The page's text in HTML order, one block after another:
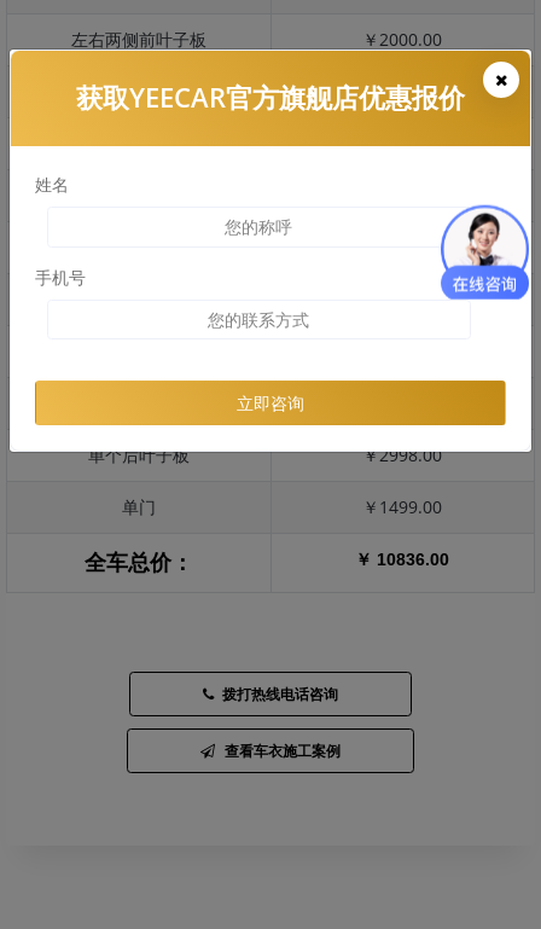
左右两侧前叶子板 ￥2000.00
反光镜 ￥400.00
后保险杠 ￥1238.00
￥1428.00
单个后叶子板 ￥2998.00
单门 ￥1499.00
全车总价： ￥ 10836.00
拨打热线电话咨询
查看车衣施工案例
获取YEECAR官方旗舰店优惠报价
姓名
手机号
立即咨询